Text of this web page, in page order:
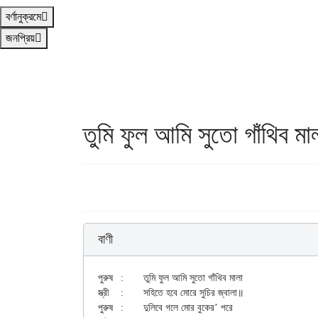
বর্ণানুক্রমে
জনপ্রিয়
তুমি ফুল আমি সুতো গাঁথিব
বাণী
পুরুষ	:	তুমি ফুল আমি সুতো গাঁথিব মালা
স্ত্রী	:	সহিতে হবে মোরে সুচির জ্বালা॥
পুরুষ	:	দুলিবে গলে মোর বুকের’ পরে